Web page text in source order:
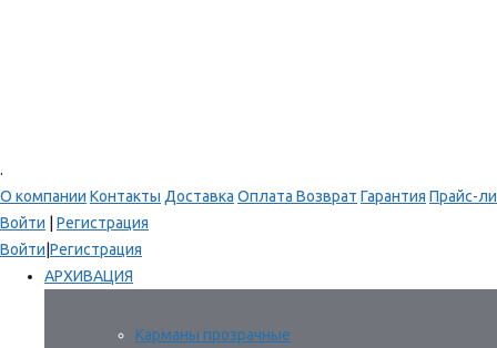
.
О компании Контакты Доставка Оплата Возврат Гарантия Прайс-
Войти
Регистрация
Войти Регистрация
АРХИВАЦИЯ
Карманы прозрачные